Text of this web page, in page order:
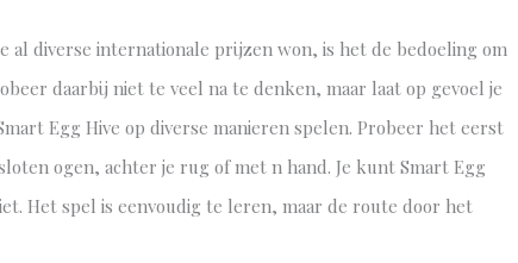
al diverse internationale prijzen won, is het de bedoeling om
daarbij niet te veel na te denken, maar laat op gevoel je
Egg Hive op diverse manieren spelen. Probeer het eerst
ogen, achter je rug of met n hand. Je kunt Smart Egg
Het spel is eenvoudig te leren, maar de route door het